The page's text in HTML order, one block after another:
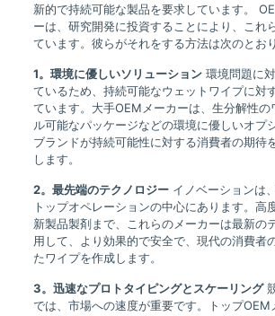
新的で持続可能な製品を要求しています。
ーは、研究開発に投資することにより、これ
ています。彼らがそれをする方法は次のとお
1。環境に優しいソリューション環境問題に
ているため、持続可能なウェットワイプに対
ています。大手OEMメーカーは、生分解性の
ル可能なパッケージなどの環境に優しいオプ
ブランドが持続可能性に対する消費者の期待
します。
2。最先端のテクノロジーイノベーションは
トップオペレーションの中心にあります。高
新製品製剤まで、これらのメーカーは最新の
用して、より効果的で安全で、現代の消費者
たワイプを作成します。
3。迅速なプロトタイピングとスケーリング
では、市場への速度が重要です。トップOEM